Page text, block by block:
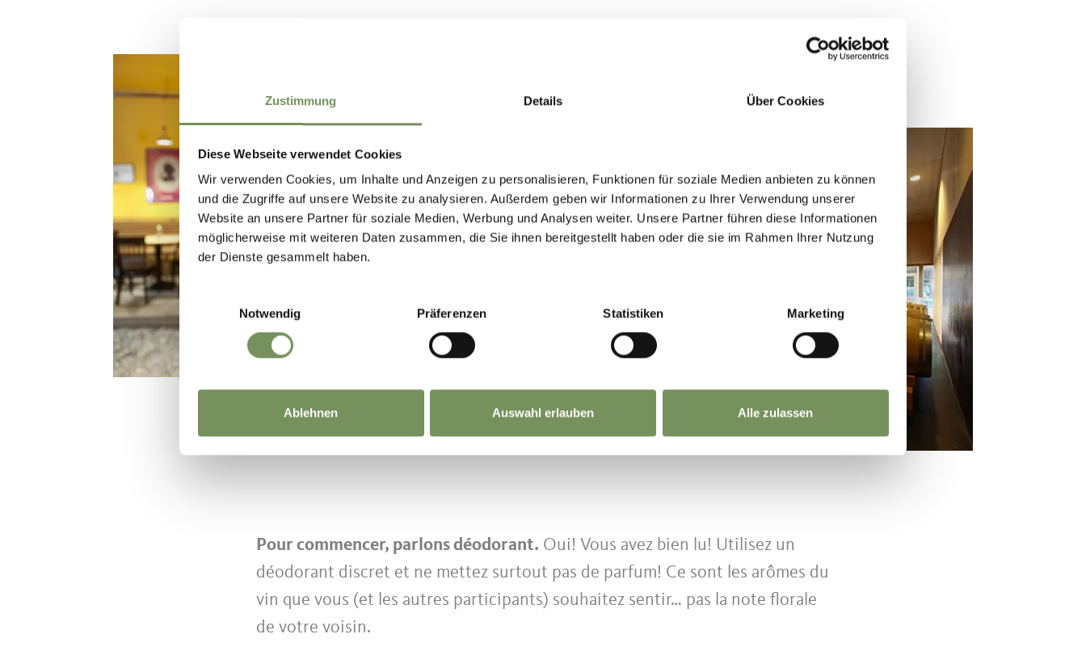
Zustimmung Details Über Cookies
Diese Webseite verwendet Cookies
Wir verwenden Cookies, um Inhalte und Anzeigen zu personalisieren, Funktionen für soziale Medien anbieten zu können
und die Zugriffe auf unsere Website zu analysieren. Außerdem geben wir Informationen zu Ihrer Verwendung unserer
Website an unsere Partner für soziale Medien, Werbung und Analysen weiter. Unsere Partner führen diese Informationen
möglicherweise mit weiteren Daten zusammen, die Sie ihnen bereitgestellt haben oder die sie im Rahmen Ihrer Nutzung
der Dienste gesammelt haben.
Einwilligungsauswahl
Notwendig
Präferenzen Statistiken Marketing
Ablehnen Auswahl erlauben Alle zulassen
Pour commencer, parlons déodorant. Oui! Vous avez bien lu! Utilisez un
déodorant discret et ne mettez surtout pas de parfum! Ce sont les arômes du
vin que vous (et les autres participants) souhaitez sentir… pas la note florale
de votre voisin.